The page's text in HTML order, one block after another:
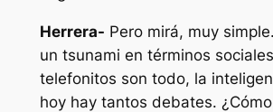
Herrera- Pero mirá, muy
un tsunami en términos
telefonitos son todo, la
hoy hay tantos debates.